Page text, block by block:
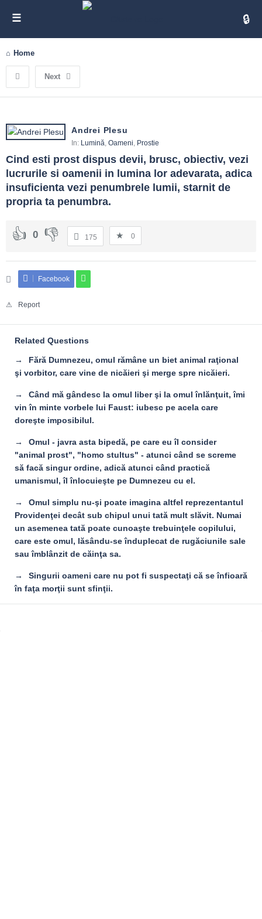
Home
Next
Andrei Plesu
In: Lumină, Oameni, Prostie
Cind esti prost dispus devii, brusc, obiectiv, vezi
lucrurile si oamenii in lumina lor adevarata, adica
insuficienta vezi penumbrele lumii, starnit de
propria ta penumbra.
0 175 0
Facebook
Report
Related Questions
Fără Dumnezeu, omul rămâne un biet animal raţional
şi vorbitor, care vine de nicăieri şi merge spre nicăieri.
Când mă gândesc la omul liber şi la omul înlănţuit, îmi
vin în minte vorbele lui Faust: iubesc pe acela care
doreşte imposibilul.
Omul - javra asta bipedă, pe care eu îl consider
"animal prost", "homo stultus" - atunci când se screme
să facă singur ordine, adică atunci când practică
umanismul, îl înlocuieşte pe Dumnezeu cu el.
Omul simplu nu-şi poate imagina altfel reprezentantul
Providenţei decât sub chipul unui tată mult slăvit. Numai
un asemenea tată poate cunoaşte trebuinţele copilului,
care este omul, lăsându-se înduplecat de rugăciunile sale
sau îmblânzit de căinţa sa.
Singurii oameni care nu pot fi suspectaţi că se înfioară
în faţa morţii sunt sfinţii.